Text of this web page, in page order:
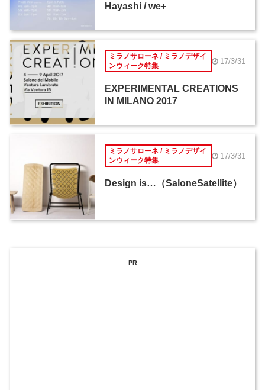
Hayashi / we+
ミラノサローネ / ミラノデザイ
ンウィーク特集
17/3/31
EXPERIMENTAL CREATIONS
IN MILANO 2017
ミラノサローネ / ミラノデザイ
ンウィーク特集
17/3/31
Design is…（SaloneSatellite）
PR